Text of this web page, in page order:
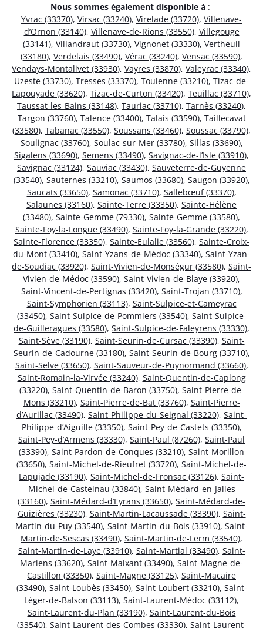
Nous sommes également disponible à :
Yvrac (33370), Virsac (33240), Virelade (33720), Villenave-
d’Ornon (33140), Villenave-de-Rions (33550), Villegouge
(33141), Villandraut (33730), Vignonet (33330), Vertheuil
(33180), Verdelais (33490), Vérac (33240), Vensac (33590),
Vendays-Montalivet (33930), Vayres (33870), Valeyrac (33340),
Uzeste (33730), Tresses (33370), Toulenne (33210), Tizac-de-
Lapouyade (33620), Tizac-de-Curton (33420), Teuillac (33710),
Taussat-les-Bains (33148), Tauriac (33710), Tarnès (33240),
Targon (33760), Talence (33400), Talais (33590), Taillecavat
(33580), Tabanac (33550), Soussans (33460), Soussac (33790),
Soulignac (33760), Soulac-sur-Mer (33780), Sillas (33690),
Sigalens (33690), Semens (33490), Savignac-de-l’Isle (33910),
Savignac (33124), Sauviac (33430), Sauveterre-de-Guyenne
(33540), Sauternes (33210), Saumos (33680), Saugon (33920),
Saucats (33650), Samonac (33710), Sallebœuf (33370),
Salaunes (33160), Sainte-Terre (33350), Sainte-Hélène
(33480), Sainte-Gemme (79330), Sainte-Gemme (33580),
Sainte-Foy-la-Longue (33490), Sainte-Foy-la-Grande (33220),
Sainte-Florence (33350), Sainte-Eulalie (33560), Sainte-Croix-
du-Mont (33410), Saint-Yzans-de-Médoc (33340), Saint-Yzan-
de-Soudiac (33920), Saint-Vivien-de-Monségur (33580), Saint-
Vivien-de-Médoc (33590), Saint-Vivien-de-Blaye (33920),
Saint-Vincent-de-Pertignas (33420), Saint-Trojan (33710),
Saint-Symphorien (33113), Saint-Sulpice-et-Cameyrac
(33450), Saint-Sulpice-de-Pommiers (33540), Saint-Sulpice-
de-Guilleragues (33580), Saint-Sulpice-de-Faleyrens (33330),
Saint-Sève (33190), Saint-Seurin-de-Cursac (33390), Saint-
Seurin-de-Cadourne (33180), Saint-Seurin-de-Bourg (33710),
Saint-Selve (33650), Saint-Sauveur-de-Puynormand (33660),
Saint-Romain-la-Virvée (33240), Saint-Quentin-de-Caplong
(33220), Saint-Quentin-de-Baron (33750), Saint-Pierre-de-
Mons (33210), Saint-Pierre-de-Bat (33760), Saint-Pierre-
d’Aurillac (33490), Saint-Philippe-du-Seignal (33220), Saint-
Philippe-d’Aiguille (33350), Saint-Pey-de-Castets (33350),
Saint-Pey-d’Armens (33330), Saint-Paul (87260), Saint-Paul
(33390), Saint-Pardon-de-Conques (33210), Saint-Morillon
(33650), Saint-Michel-de-Rieufret (33720), Saint-Michel-de-
Lapujade (33190), Saint-Michel-de-Fronsac (33126), Saint-
Michel-de-Castelnau (33840), Saint-Médard-en-Jalles
(33160), Saint-Médard-d’Eyrans (33650), Saint-Médard-de-
Guizières (33230), Saint-Martin-Lacaussade (33390), Saint-
Martin-du-Puy (33540), Saint-Martin-du-Bois (33910), Saint-
Martin-de-Sescas (33490), Saint-Martin-de-Lerm (33540),
Saint-Martin-de-Laye (33910), Saint-Martial (33490), Saint-
Mariens (33620), Saint-Maixant (33490), Saint-Magne-de-
Castillon (33350), Saint-Magne (33125), Saint-Macaire
(33490), Saint-Loubès (33450), Saint-Loubert (33210), Saint-
Léger-de-Balson (33113), Saint-Laurent-Médoc (33112),
Saint-Laurent-du-Plan (33190), Saint-Laurent-du-Bois
(33540), Saint-Laurent-des-Combes (33330), Saint-Laurent-